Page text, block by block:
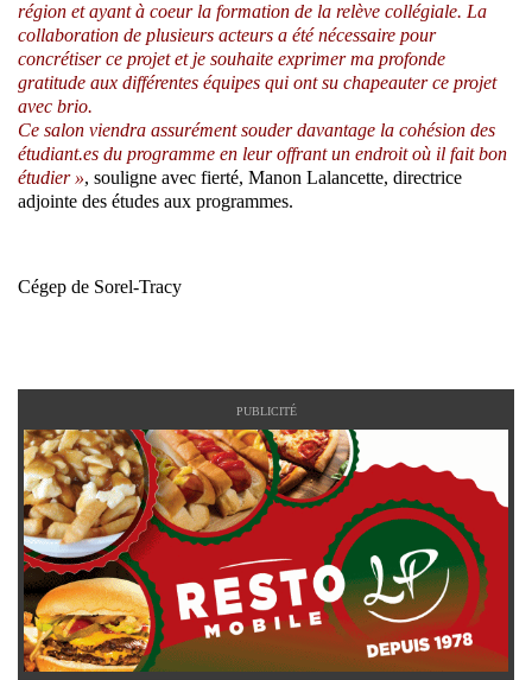
région et ayant à coeur la formation de la relève collégiale. La
collaboration de plusieurs acteurs a été nécessaire pour
concrétiser ce projet et je souhaite exprimer ma profonde
gratitude aux différentes équipes qui ont su chapeauter ce projet
avec brio.
Ce salon viendra assurément souder davantage la cohésion des
étudiant.es du programme en leur offrant un endroit où il fait bon
étudier », souligne avec fierté, Manon Lalancette, directrice
adjointe des études aux programmes.
Cégep de Sorel-Tracy
PUBLICITÉ